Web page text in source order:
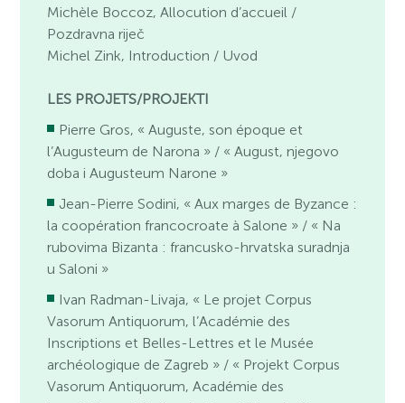
Michèle Boccoz, Allocution d’accueil /
Pozdravna riječ
Michel Zink, Introduction / Uvod
LES PROJETS/PROJEKTI
Pierre Gros, « Auguste, son époque et
l’Augusteum de Narona » / « August, njegovo
doba i Augusteum Narone »
Jean-Pierre Sodini, « Aux marges de Byzance :
la coopération francocroate à Salone » / « Na
rubovima Bizanta : francusko-hrvatska suradnja
u Saloni »
Ivan Radman-Livaja, « Le projet Corpus
Vasorum Antiquorum, l’Académie des
Inscriptions et Belles-Lettres et le Musée
archéologique de Zagreb » / « Projekt Corpus
Vasorum Antiquorum, Académie des